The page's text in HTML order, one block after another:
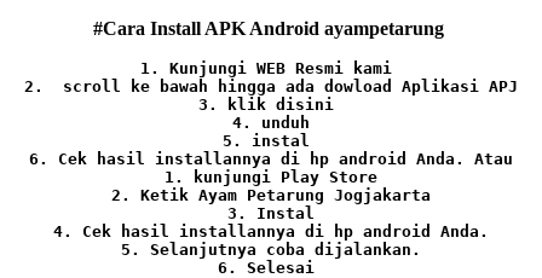
#Cara Install APK Android ayampetarung
1. Kunjungi WEB Resmi kami
2.  scroll ke bawah hingga ada dowload Aplikasi APJ
3. klik disini
4. unduh
5. instal
6. Cek hasil installannya di hp android Anda. Atau
1. kunjungi Play Store
2. Ketik Ayam Petarung Jogjakarta
3. Instal
4. Cek hasil installannya di hp android Anda.
5. Selanjutnya coba dijalankan.
6. Selesai